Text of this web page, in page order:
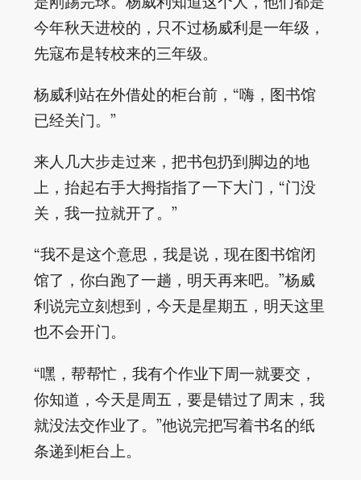
今年秋天进校的，只不过杨威利是一年级，
先寇布是转校来的三年级。
杨威利站在外借处的柜台前，“嗨，图书馆
已经关门。”
来人几大步走过来，把书包扔到脚边的地
上，抬起右手大拇指指了一下大门，“门没
关，我一拉就开了。”
“我不是这个意思，我是说，现在图书馆闭
馆了，你白跑了一趟，明天再来吧。”杨威
利说完立刻想到，今天是星期五，明天这里
也不会开门。
“嘿，帮帮忙，我有个作业下周一就要交，
你知道，今天是周五，要是错过了周末，我
就没法交作业了。”他说完把写着书名的纸
条递到柜台上。